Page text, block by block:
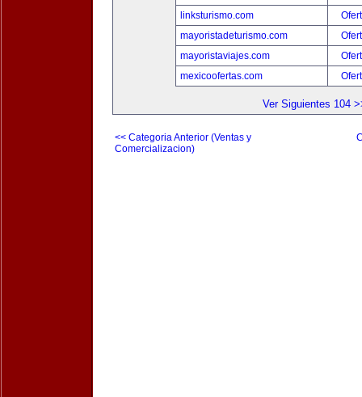
linksturismo.com
mayoristadeturismo.com
mayoristaviajes.com
mexicoofertas.com
Ver Siguientes 104
<< Categoria Anterior (Ventas y
Comercializacion)